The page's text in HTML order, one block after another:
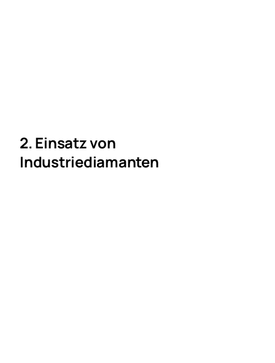
2. Einsatz von
Industriediamanten